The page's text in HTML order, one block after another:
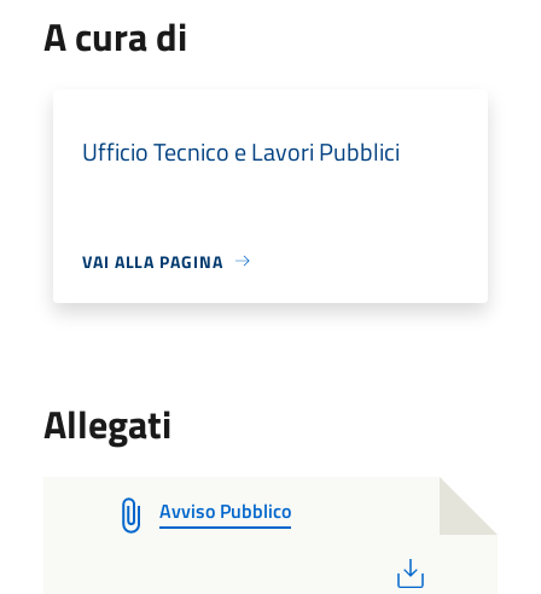
A cura di
Ufficio Tecnico e Lavori Pubblici
VAI ALLA PAGINA
Allegati
Avviso Pubblico